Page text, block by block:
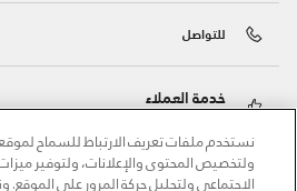
للتواصل
خدمة العملاء
حول أندر آرمر
نستخدم ملفات تعريف الارتباط للسماح
ولتخصيص المحتوى والإعلانات، ولتوفير
الاجتماعي ولتحليل حركة المرور على الموقع.